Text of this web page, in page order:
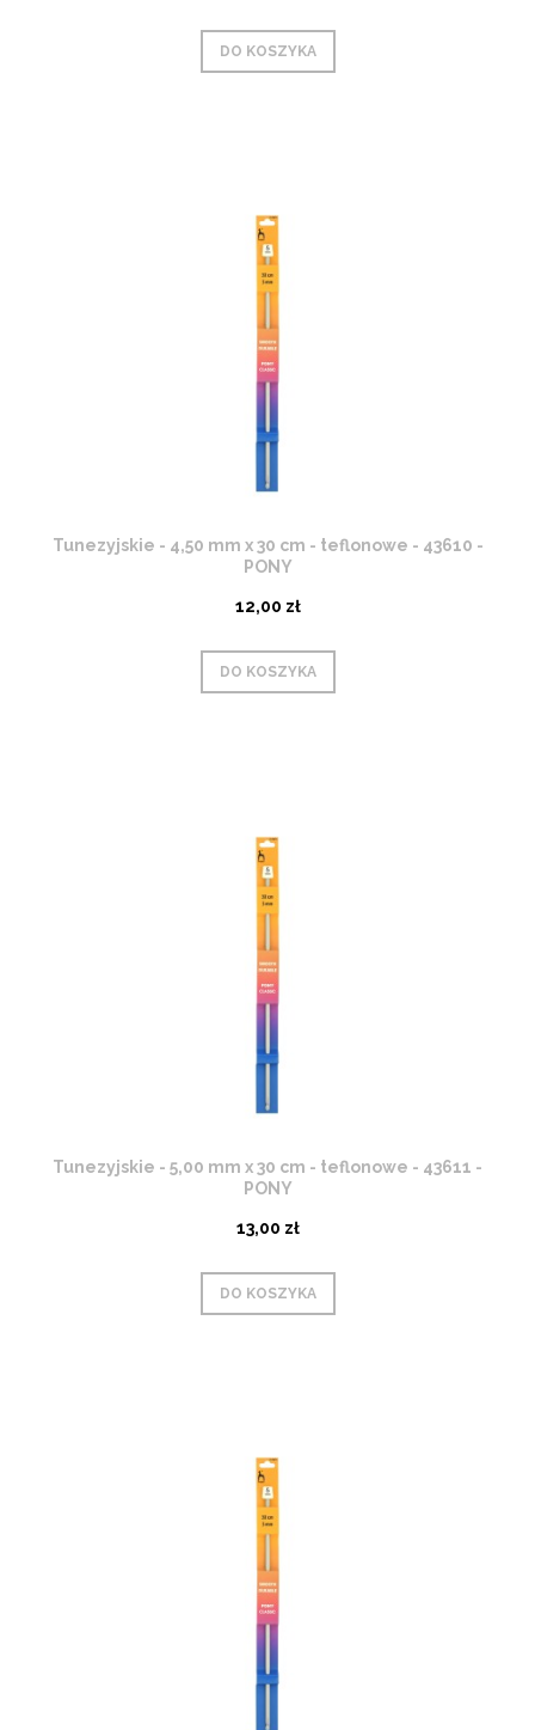
DO KOSZYKA
Tunezyjskie - 4,50 mm x 30 cm - teflonowe - 43610 -
PONY
12,00 zł
DO KOSZYKA
Tunezyjskie - 5,00 mm x 30 cm - teflonowe - 43611 -
PONY
13,00 zł
DO KOSZYKA